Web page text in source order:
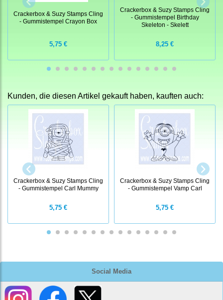
Social Media
Crackerbox & Suzy Stamps Cling
- Gummistempel Crayon Box
5,75 €
Crackerbox & Suzy Stamps Cling
- Gummistempel Birthday
Skeleton - Skelett
8,25 €
Kunden, die diesen Artikel gekauft haben, kauften auch:
Crackerbox & Suzy Stamps Cling
- Gummistempel Carl Mummy
5,75 €
Crackerbox & Suzy Stamps Cling
- Gummistempel Vamp Carl
5,75 €